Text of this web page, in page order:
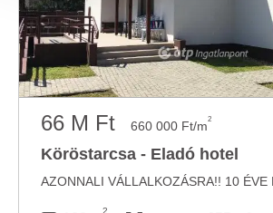
megosztjuk az Ön weboldalhasználatra
adatait, akik kombinálhatják az
adatokkal, amelyeket Ön adott meg
Ön által használt más
66 M Ft 660 000 Ft/m2
Köröstarcsa - Eladó hotel
2